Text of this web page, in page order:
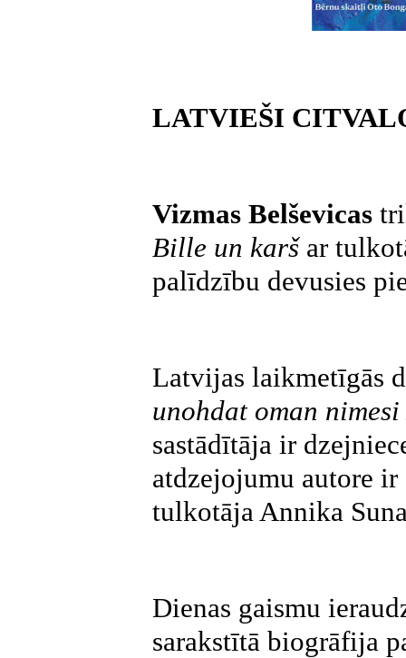
LATVIEŠI
Vizmas Belševicas
Bille un karšar
palīdzību devusies
Latvijas laikmetīgās
unohdat oman
sastādītāja ir
atdzejojumu autore ir
tulkotāja Annika
Dienas gaismu
sarakstītā biogrāfija